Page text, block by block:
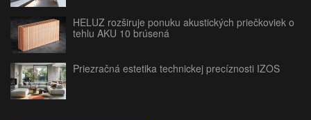
HELUZ rozširuje ponuku akustických priečkoviek o
tehlu AKU 10 brúsená
Priezračná estetika technickej precíznosti IZOS